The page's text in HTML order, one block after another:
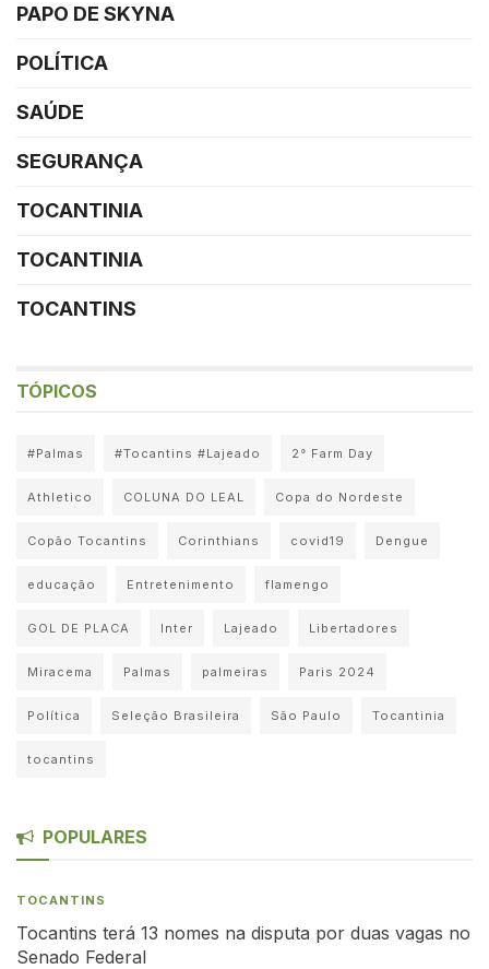
PAPO DE SKYNA
POLÍTICA
SAÚDE
SEGURANÇA
TOCANTINIA
TOCANTINIA
TOCANTINS
TÓPICOS
#Palmas #Tocantins #Lajeado 2° Farm Day
Athletico COLUNA DO LEAL Copa do Nordeste
Copão Tocantins Corinthians covid19 Dengue
educação Entretenimento flamengo
GOL DE PLACA Inter Lajeado Libertadores
Miracema Palmas palmeiras Paris 2024
Política Seleção Brasileira São Paulo Tocantinia
tocantins
POPULARES
TOCANTINS
Tocantins terá 13 nomes na disputa por duas vagas no
Senado Federal